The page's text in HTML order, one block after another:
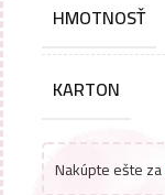
HMOTNOSŤ
KARTON
Nakúpte ešte za